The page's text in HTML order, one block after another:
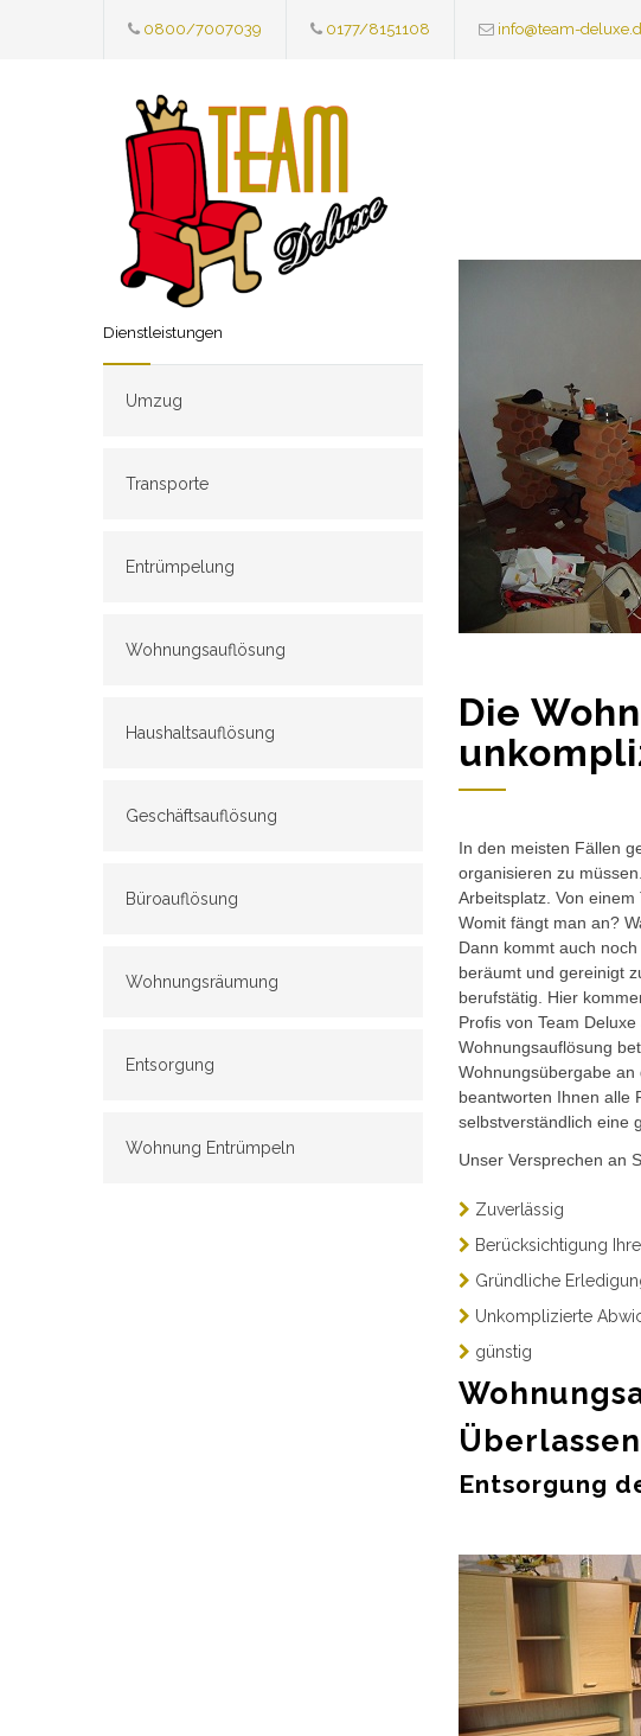
0800/7007039 0177/8151108 info@team-
Dienstleistungen
Umzug
Transporte
Entrümpelung
Wohnungsauflösung
Haushaltsauflösung
Geschäftsauflösung
Büroauflösung
Wohnungsräumung
Entsorgung
Wohnung Entrümpeln
Die
In den meisten Fällen
organisieren zu
Arbeitsplatz. Von
Womit fängt man an?
Dann kommt auch
beräumt und gereinigt
berufstätig. Hier
Profis von Team
Wohnungsauflösung
Wohnungsübergabe an
beantworten Ihnen alle
selbstverständlich eine
Unser Versprechen an
Zuverlässig
Berücksichtigung
Gründliche
Unkomplizierte
günstig
Entsorgung